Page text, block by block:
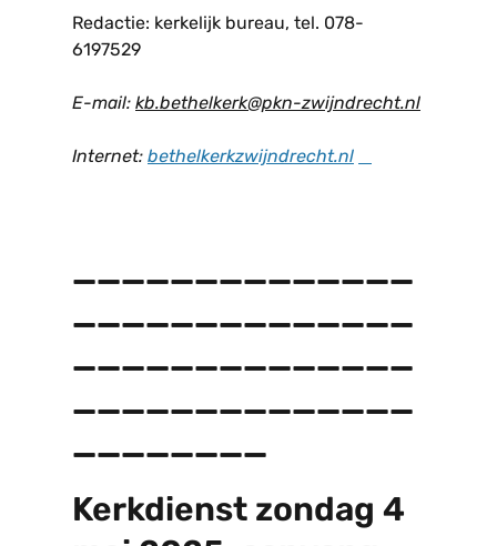
Redactie: kerkelijk bureau, tel. 078-
6197529
E-mail: kb.bethelkerk@pkn-zwijndrecht.nl
Internet: bethelkerkzwijndrecht.nl
______________
______________
______________
______________
________
Kerkdienst zondag 4